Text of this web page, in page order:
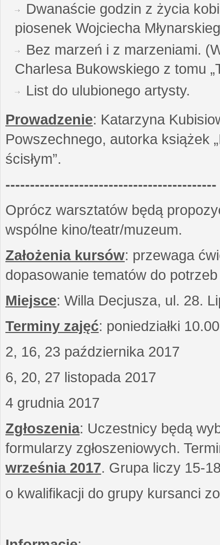
Dwanaście godzin z życia
piosenek Wojciecha
Bez marzeń i z marzeniami.
Charlesa Bukowskiego z tomu
List do ulubionego artysty.
Prowadzenie: Katarzyna
Powszechnego, autorka książek
ścisłym”.
-------------------------------------------
Oprócz warsztatów będą
wspólne kino/teatr/muzeum.
Założenia kursów: przewaga
dopasowanie tematów do
Miejsce: Willa Decjusza, ul. 28.
Terminy zajęć: poniedziałki
2, 16, 23 października 2017
6, 20, 27 listopada 2017
4 grudnia 2017
Zgłoszenia: Uczestnicy będą
formularzy zgłoszeniowych.
września 2017. Grupa liczy 15-
o kwalifikacji do grupy kursanci